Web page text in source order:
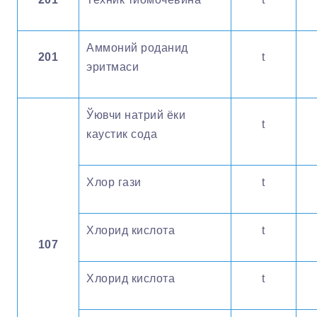
201
Аммоний роданид
эритмаси
t
107
Ўювчи натрий ёки
каустик сода
t
Хлор гази t
Хлорид кислота t
Хлорид кислота t